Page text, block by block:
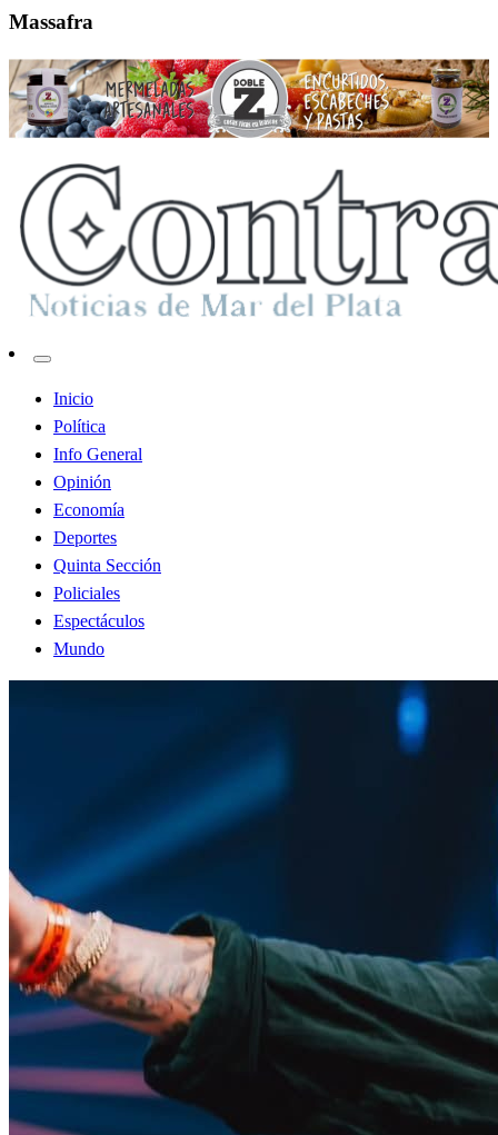
Massafra
Contraste MDP
Inicio
Política
Info General
Opinión
Economía
Deportes
Quinta Sección
Policiales
Espectáculos
Mundo